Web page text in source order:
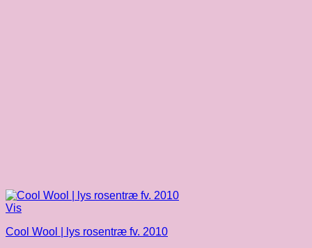
Vis
Cool Wool | lys rosentræ fv. 2010